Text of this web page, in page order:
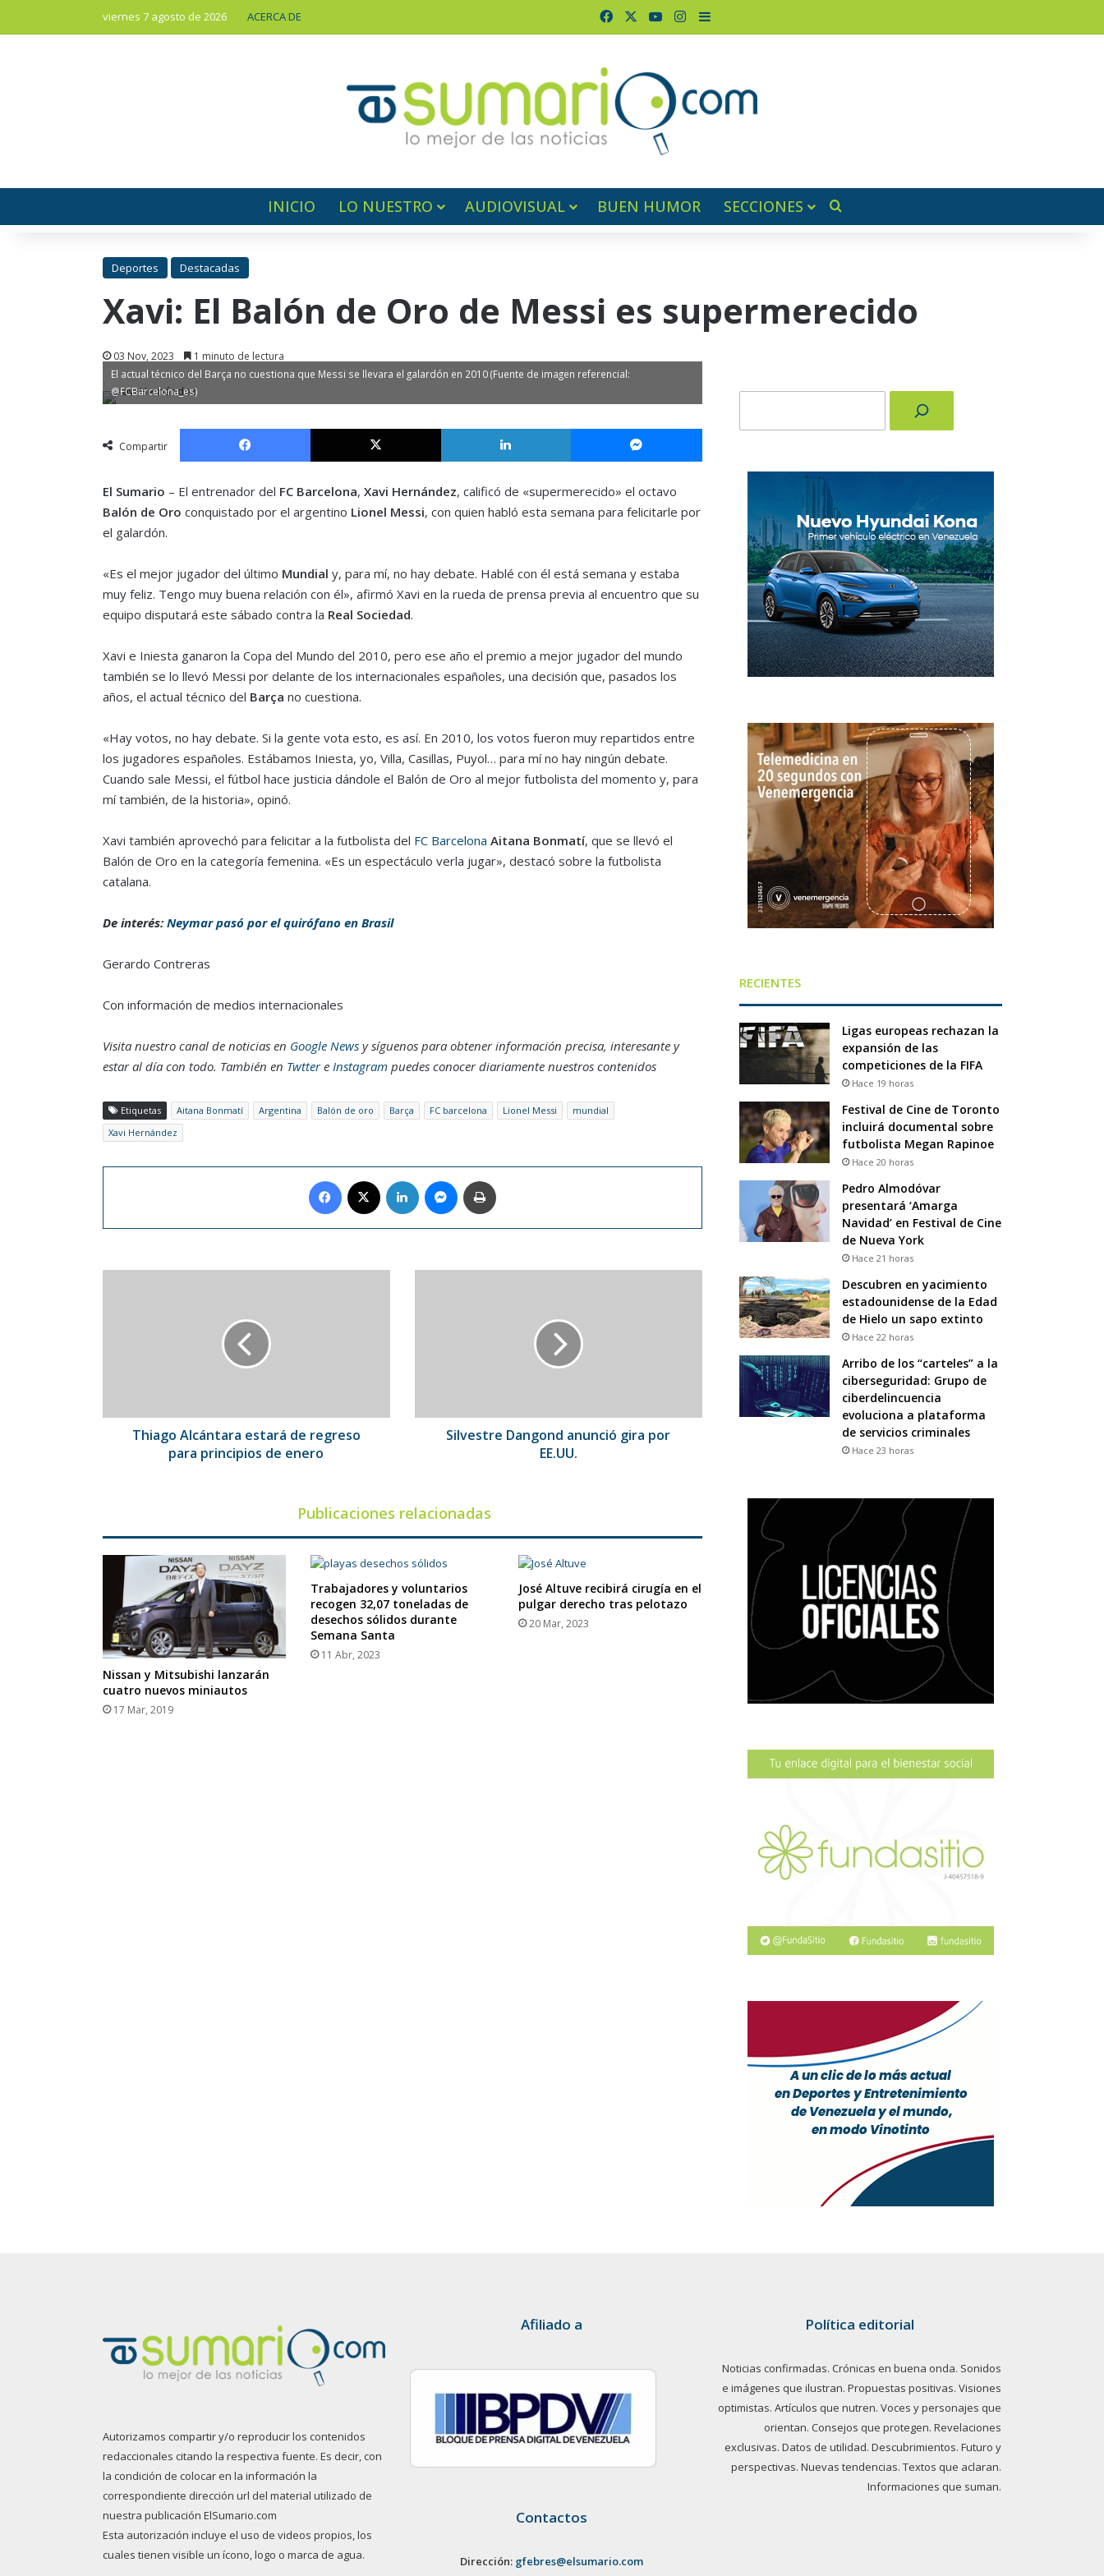
viernes 7 agosto de 2026 ACERCA DE FacebookYouTubeInstagram
Barra lateral
INICIO LO NUESTRO AUDIOVISUAL BUEN HUMOR SECCIONES
Deportes Destacadas
Xavi: El Balón de Oro de Messi es supermerecido
03 Nov, 2023 1 minuto de lectura
El actual técnico del Barça no cuestiona que Messi se llevara el galardón en 2010 (Fuente de imagen referencial:
@FCBarcelona_es)
Compartir
Facebook X LinkedIn Messenger
El Sumario – El entrenador del FC Barcelona, Xavi Hernández, calificó de «supermerecido» el octavo
Balón de Oro conquistado por el argentino Lionel Messi, con quien habló esta semana para felicitarle por
el galardón.
«Es el mejor jugador del último Mundial y, para mí, no hay debate. Hablé con él está semana y estaba
muy feliz. Tengo muy buena relación con él», afirmó Xavi en la rueda de prensa previa al encuentro que su
equipo disputará este sábado contra la Real Sociedad.
Xavi e Iniesta ganaron la Copa del Mundo del 2010, pero ese año el premio a mejor jugador del mundo
también se lo llevó Messi por delante de los internacionales españoles, una decisión que, pasados los
años, el actual técnico del Barça no cuestiona.
«Hay votos, no hay debate. Si la gente vota esto, es así. En 2010, los votos fueron muy repartidos entre
los jugadores españoles. Estábamos Iniesta, yo, Villa, Casillas, Puyol… para mí no hay ningún debate.
Cuando sale Messi, el fútbol hace justicia dándole el Balón de Oro al mejor futbolista del momento y, para
mí también, de la historia», opinó.
Xavi también aprovechó para felicitar a la futbolista del FC Barcelona Aitana Bonmatí, que se llevó el
Balón de Oro en la categoría femenina. «Es un espectáculo verla jugar», destacó sobre la futbolista
catalana.
De interés: Neymar pasó por el quirófano en Brasil
Gerardo Contreras
Con información de medios internacionales
Visita nuestro canal de noticias en Google Newsy síguenos para obtener información precisa, interesante y
estar al día con todo. También en Twttere Instagrampuedes conocer diariamente nuestros contenidos
Etiquetas Aitana Bonmatí Argentina Balón de oro Barça FC barcelona Lionel Messi
mundial
Xavi Hernández
Facebook LinkedIn Messenger
enero
Thiago Alcántara estará de regreso
para principios de enero
Silvestre Dangond anunció gira por
EE.UU.
Publicaciones relacionadas
Nissan y Mitsubishi lanzarán
cuatro nuevos miniautos
17 Mar, 2019
Trabajadores y voluntarios
recogen 32,07 toneladas de
desechos sólidos durante
Semana Santa
11 Abr, 2023
José Altuve recibirá cirugía en el
pulgar derecho tras pelotazo
20 Mar, 2023
RECIENTES
Ligas europeas rechazan la
expansión de las
competiciones de la FIFA
Hace 19 horas
Festival de Cine de Toronto
incluirá documental sobre
futbolista Megan Rapinoe
Hace 20 horas
Pedro Almodóvar
presentará ‘Amarga
Navidad’ en Festival de Cine
de Nueva York
Hace 21 horas
Descubren en yacimiento
estadounidense de la Edad
de Hielo un sapo extinto
Hace 22 horas
Arribo de los “carteles” a la
ciberseguridad: Grupo de
ciberdelincuencia
evoluciona a plataforma
de servicios criminales
Hace 23 horas
Autorizamos compartir y/o reproducir los contenidos
redaccionales citando la respectiva fuente. Es decir, con
la condición de colocar en la información la
correspondiente dirección url del material utilizado de
nuestra publicación ElSumario.com
Esta autorización incluye el uso de videos propios, los
cuales tienen visible un ícono, logo o marca de agua.
Afiliado a
Contactos
Dirección: gfebres@elsumario.com
Política editorial
Noticias confirmadas. Crónicas en buena onda. Sonidos
e imágenes que ilustran. Propuestas positivas. Visiones
optimistas. Artículos que nutren. Voces y personajes que
orientan. Consejos que protegen. Revelaciones
exclusivas. Datos de utilidad. Descubrimientos. Futuro y
perspectivas. Nuevas tendencias. Textos que aclaran.
Informaciones que suman.